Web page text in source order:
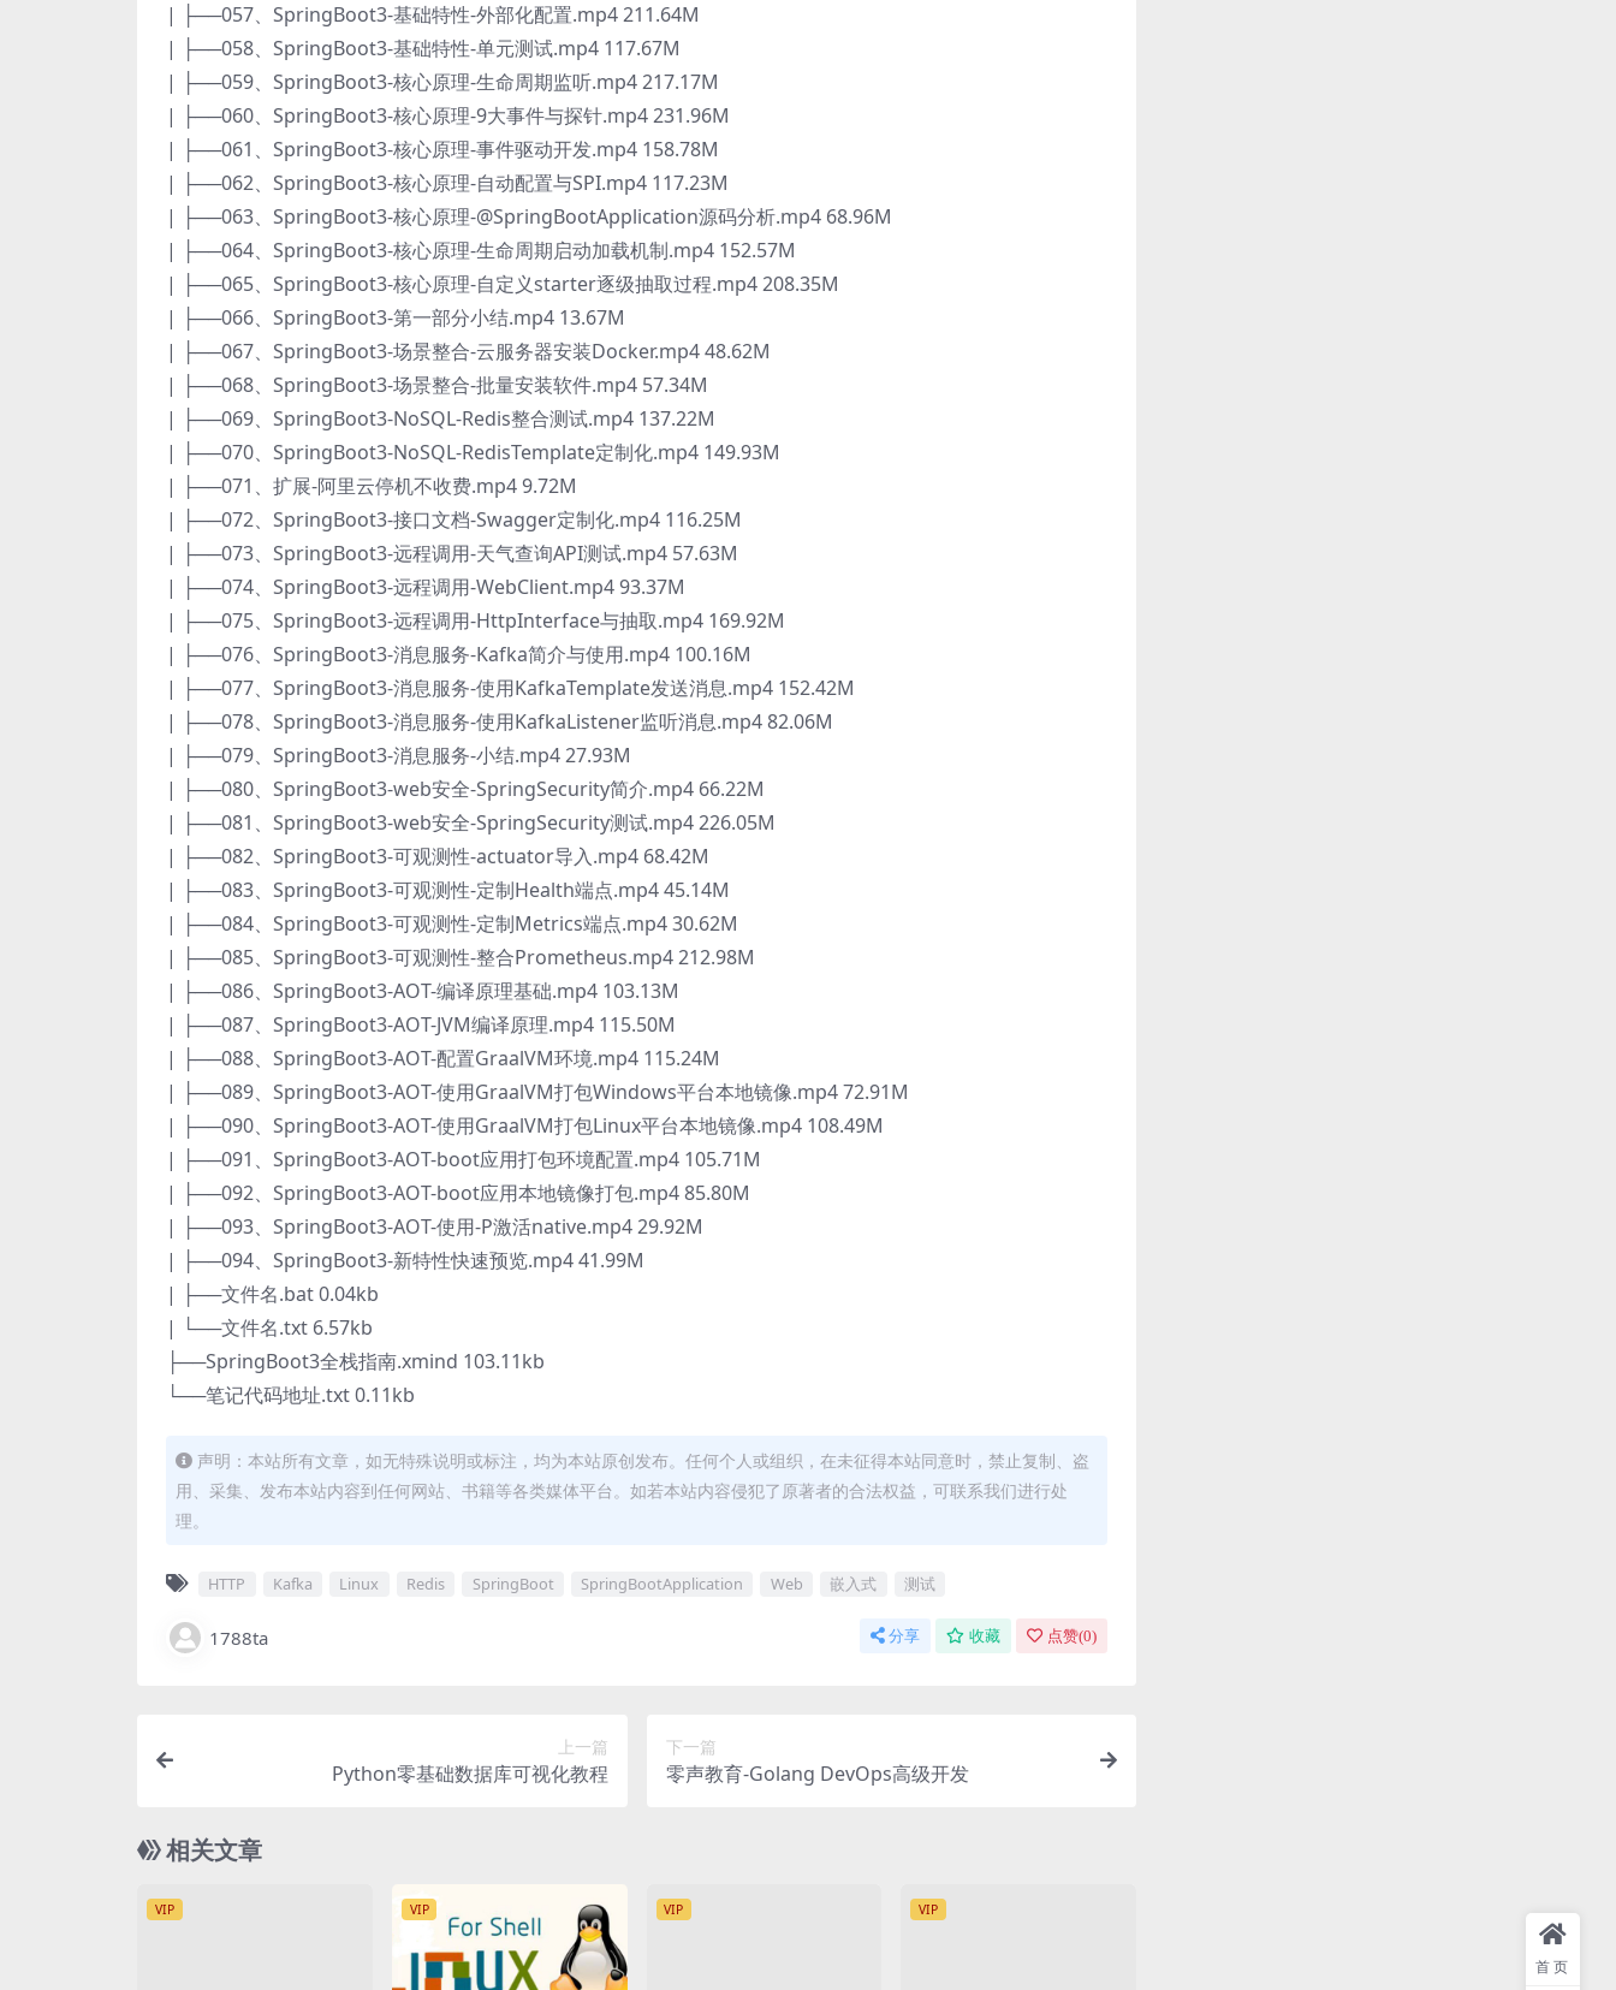
| ├──057、SpringBoot3-基础特性-外部化配置.mp4 211.64M
| ├──058、SpringBoot3-基础特性-单元测试.mp4 117.67M
| ├──059、SpringBoot3-核心原理-生命周期监听.mp4 217.17M
| ├──060、SpringBoot3-核心原理-9大事件与探针.mp4 231.96M
| ├──061、SpringBoot3-核心原理-事件驱动开发.mp4 158.78M
| ├──062、SpringBoot3-核心原理-自动配置与SPI.mp4 117.23M
| ├──063、SpringBoot3-核心原理-@SpringBootApplication源码分析.mp4 68.96M
| ├──064、SpringBoot3-核心原理-生命周期启动加载机制.mp4 152.57M
| ├──065、SpringBoot3-核心原理-自定义starter逐级抽取过程.mp4 208.35M
| ├──066、SpringBoot3-第一部分小结.mp4 13.67M
| ├──067、SpringBoot3-场景整合-云服务器安装Docker.mp4 48.62M
| ├──068、SpringBoot3-场景整合-批量安装软件.mp4 57.34M
| ├──069、SpringBoot3-NoSQL-Redis整合测试.mp4 137.22M
| ├──070、SpringBoot3-NoSQL-RedisTemplate定制化.mp4 149.93M
| ├──071、扩展-阿里云停机不收费.mp4 9.72M
| ├──072、SpringBoot3-接口文档-Swagger定制化.mp4 116.25M
| ├──073、SpringBoot3-远程调用-天气查询API测试.mp4 57.63M
| ├──074、SpringBoot3-远程调用-WebClient.mp4 93.37M
| ├──075、SpringBoot3-远程调用-HttpInterface与抽取.mp4 169.92M
| ├──076、SpringBoot3-消息服务-Kafka简介与使用.mp4 100.16M
| ├──077、SpringBoot3-消息服务-使用KafkaTemplate发送消息.mp4 152.42M
| ├──078、SpringBoot3-消息服务-使用KafkaListener监听消息.mp4 82.06M
| ├──079、SpringBoot3-消息服务-小结.mp4 27.93M
| ├──080、SpringBoot3-web安全-SpringSecurity简介.mp4 66.22M
| ├──081、SpringBoot3-web安全-SpringSecurity测试.mp4 226.05M
| ├──082、SpringBoot3-可观测性-actuator导入.mp4 68.42M
| ├──083、SpringBoot3-可观测性-定制Health端点.mp4 45.14M
| ├──084、SpringBoot3-可观测性-定制Metrics端点.mp4 30.62M
| ├──085、SpringBoot3-可观测性-整合Prometheus.mp4 212.98M
| ├──086、SpringBoot3-AOT-编译原理基础.mp4 103.13M
| ├──087、SpringBoot3-AOT-JVM编译原理.mp4 115.50M
| ├──088、SpringBoot3-AOT-配置GraalVM环境.mp4 115.24M
| ├──089、SpringBoot3-AOT-使用GraalVM打包Windows平台本地镜像.mp4 72.91M
| ├──090、SpringBoot3-AOT-使用GraalVM打包Linux平台本地镜像.mp4 108.49M
| ├──091、SpringBoot3-AOT-boot应用打包环境配置.mp4 105.71M
| ├──092、SpringBoot3-AOT-boot应用本地镜像打包.mp4 85.80M
| ├──093、SpringBoot3-AOT-使用-P激活native.mp4 29.92M
| ├──094、SpringBoot3-新特性快速预览.mp4 41.99M
| ├──文件名.bat 0.04kb
| └──文件名.txt 6.57kb
├──SpringBoot3全栈指南.xmind 103.11kb
└──笔记代码地址.txt 0.11kb
声明：本站所有文章，如无特殊说明或标注，均为本站原创发布。任何个人或组织，在未征得本站同意时，禁止复制、盗
用、采集、发布本站内容到任何网站、书籍等各类媒体平台。如若本站内容侵犯了原著者的合法权益，可联系我们进行处
理。
HTTP Kafka Linux Redis SpringBoot SpringBootApplication Web 嵌入式 测试
1788ta 分享 收藏 点赞(0)
上一篇
Python零基础数据库可视化教程
下一篇
零声教育-Golang DevOps高级开发
相关文章
VIP VIP VIP VIP
首页